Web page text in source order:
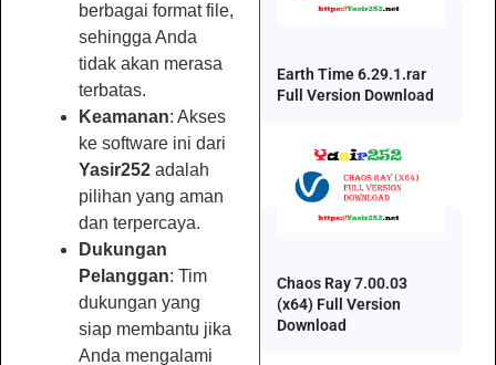
berbagai format file,
sehingga Anda
tidak akan merasa
terbatas.
Keamanan: Akses
ke software ini dari
Yasir252 adalah
pilihan yang aman
dan terpercaya.
Dukungan
Pelanggan: Tim
dukungan yang
siap membantu jika
Anda mengalami
Earth Time 6.29.1.rar
Full Version Download
Chaos Ray 7.00.03
(x64) Full Version
Download